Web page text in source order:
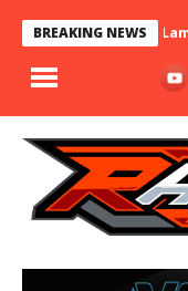
BREAKING NEWS
BaraBere Asal